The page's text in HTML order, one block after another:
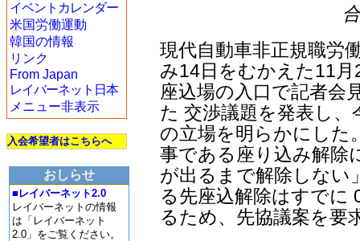
イベントカレンダー
米国労働運動
韓国の情報
リンク
From Japan
レイバーネット日本
メニュー非表示
入会希望者はこちらへ
おしらせ
■レイバーネット2.0
レイバーネットの情報
は「レイバーネット
2.0」をご覧ください。
現代自動車非正規職労
み14日をむかえた11
座込場の入口で記者会
た 交渉議題を発表し
の立場を明らかにした
事である座り込み解除
が出るまで解除しない
る先座込解除はすでに
るため、先協議案を要